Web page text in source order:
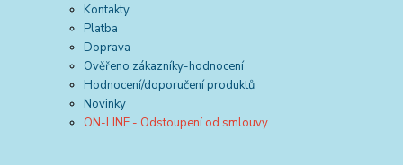
Kontakty
Platba
Doprava
Ověřeno zákazníky-hodnocení
Hodnocení/doporučení produktů
Novinky
ON-LINE - Odstoupení od smlouvy